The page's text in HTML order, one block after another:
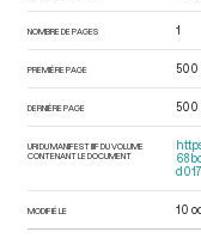
NOMBRE DE PAGES 1
PREMIÈRE PAGE 500
DERNIÈRE PAGE 500
URI DU MANIFEST IIIF DU VOLUME
CONTENANT LE DOCUMENT
MODIFIÉ LE 10